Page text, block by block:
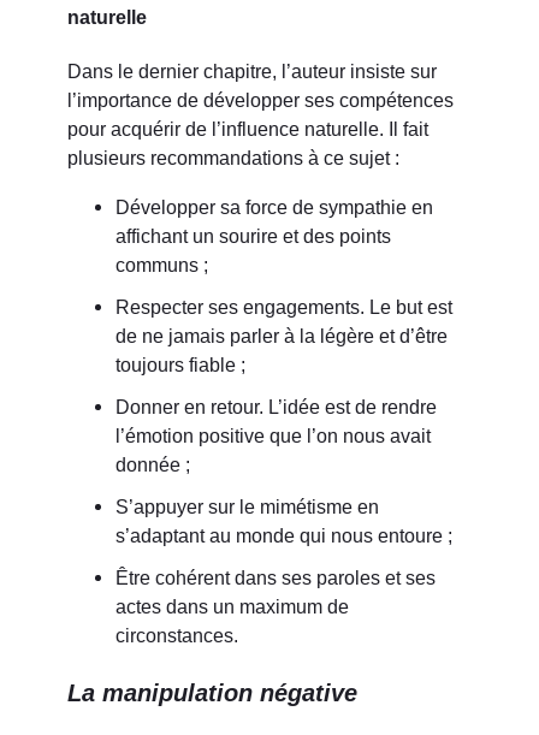
naturelle
Dans le dernier chapitre, l’auteur insiste sur
l’importance de développer ses compétences
pour acquérir de l’influence naturelle. Il fait
plusieurs recommandations à ce sujet :
Développer sa force de sympathie en
affichant un sourire et des points
communs ;
Respecter ses engagements. Le but est
de ne jamais parler à la légère et d’être
toujours fiable ;
Donner en retour. L’idée est de rendre
l’émotion positive que l’on nous avait
donnée ;
S’appuyer sur le mimétisme en
s’adaptant au monde qui nous entoure ;
Être cohérent dans ses paroles et ses
actes dans un maximum de
circonstances.
La manipulation négative